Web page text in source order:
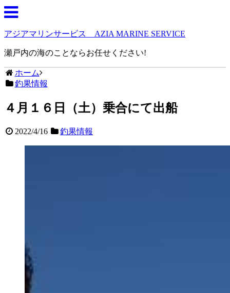
アジアマリンサービス AZIA MARINE SERVICE
瀬戸内の海のことならお任せください!
ホーム
釣果情報
４月１６日（土）乗合にて出船
2022/4/16 釣果情報